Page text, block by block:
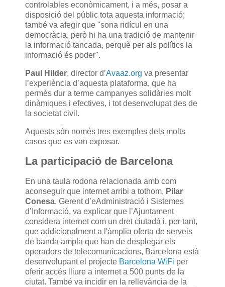
controlables econòmicament, i a més, posar a
disposició del públic tota aquesta informació;
també va afegir que "sona ridícul en una
democràcia, però hi ha una tradició de mantenir
la informació tancada, perquè per als polítics la
informació és poder".
Paul Hilder, director d’Avaaz.org va presentar
l’experiència d’aquesta plataforma, que ha
permès dur a terme campanyes solidàries molt
dinàmiques i efectives, i tot desenvolupat des de
la societat civil.
Aquests són només tres exemples dels molts
casos que es van exposar.
La participació de Barcelona
En una taula rodona relacionada amb com
aconseguir que internet arribi a tothom, Pilar
Conesa, Gerent d’eAdministració i Sistemes
d’Informació, va explicar que l’Ajuntament
considera internet com un dret ciutadà i, per tant,
que addicionalment a l'àmplia oferta de serveis
de banda ampla que han de desplegar els
operadors de telecomunicacions, Barcelona està
desenvolupant el projecte Barcelona WiFi per
oferir accés lliure a internet a 500 punts de la
ciutat. També va incidir en la rellevància de la